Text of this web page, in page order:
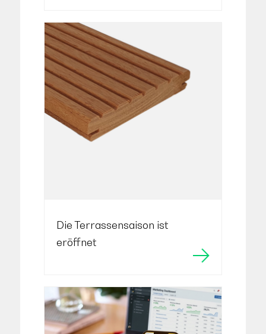
Die Terrassensaison ist
eröffnet